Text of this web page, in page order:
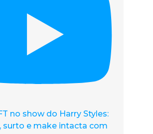
no show do Harry Styles:
surto e make intacta com